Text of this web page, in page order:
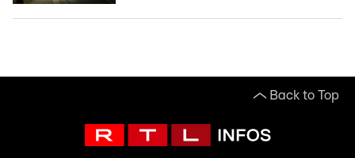
Back to Top